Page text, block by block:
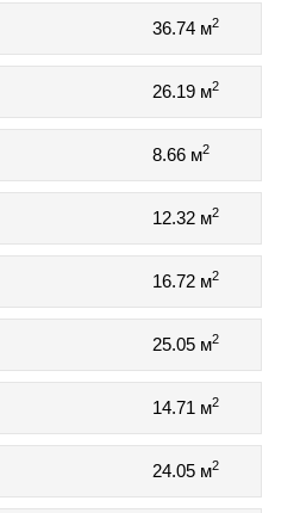
36.74 м2
26.19 м2
8.66 м2
12.32 м2
16.72 м2
25.05 м2
14.71 м2
24.05 м2